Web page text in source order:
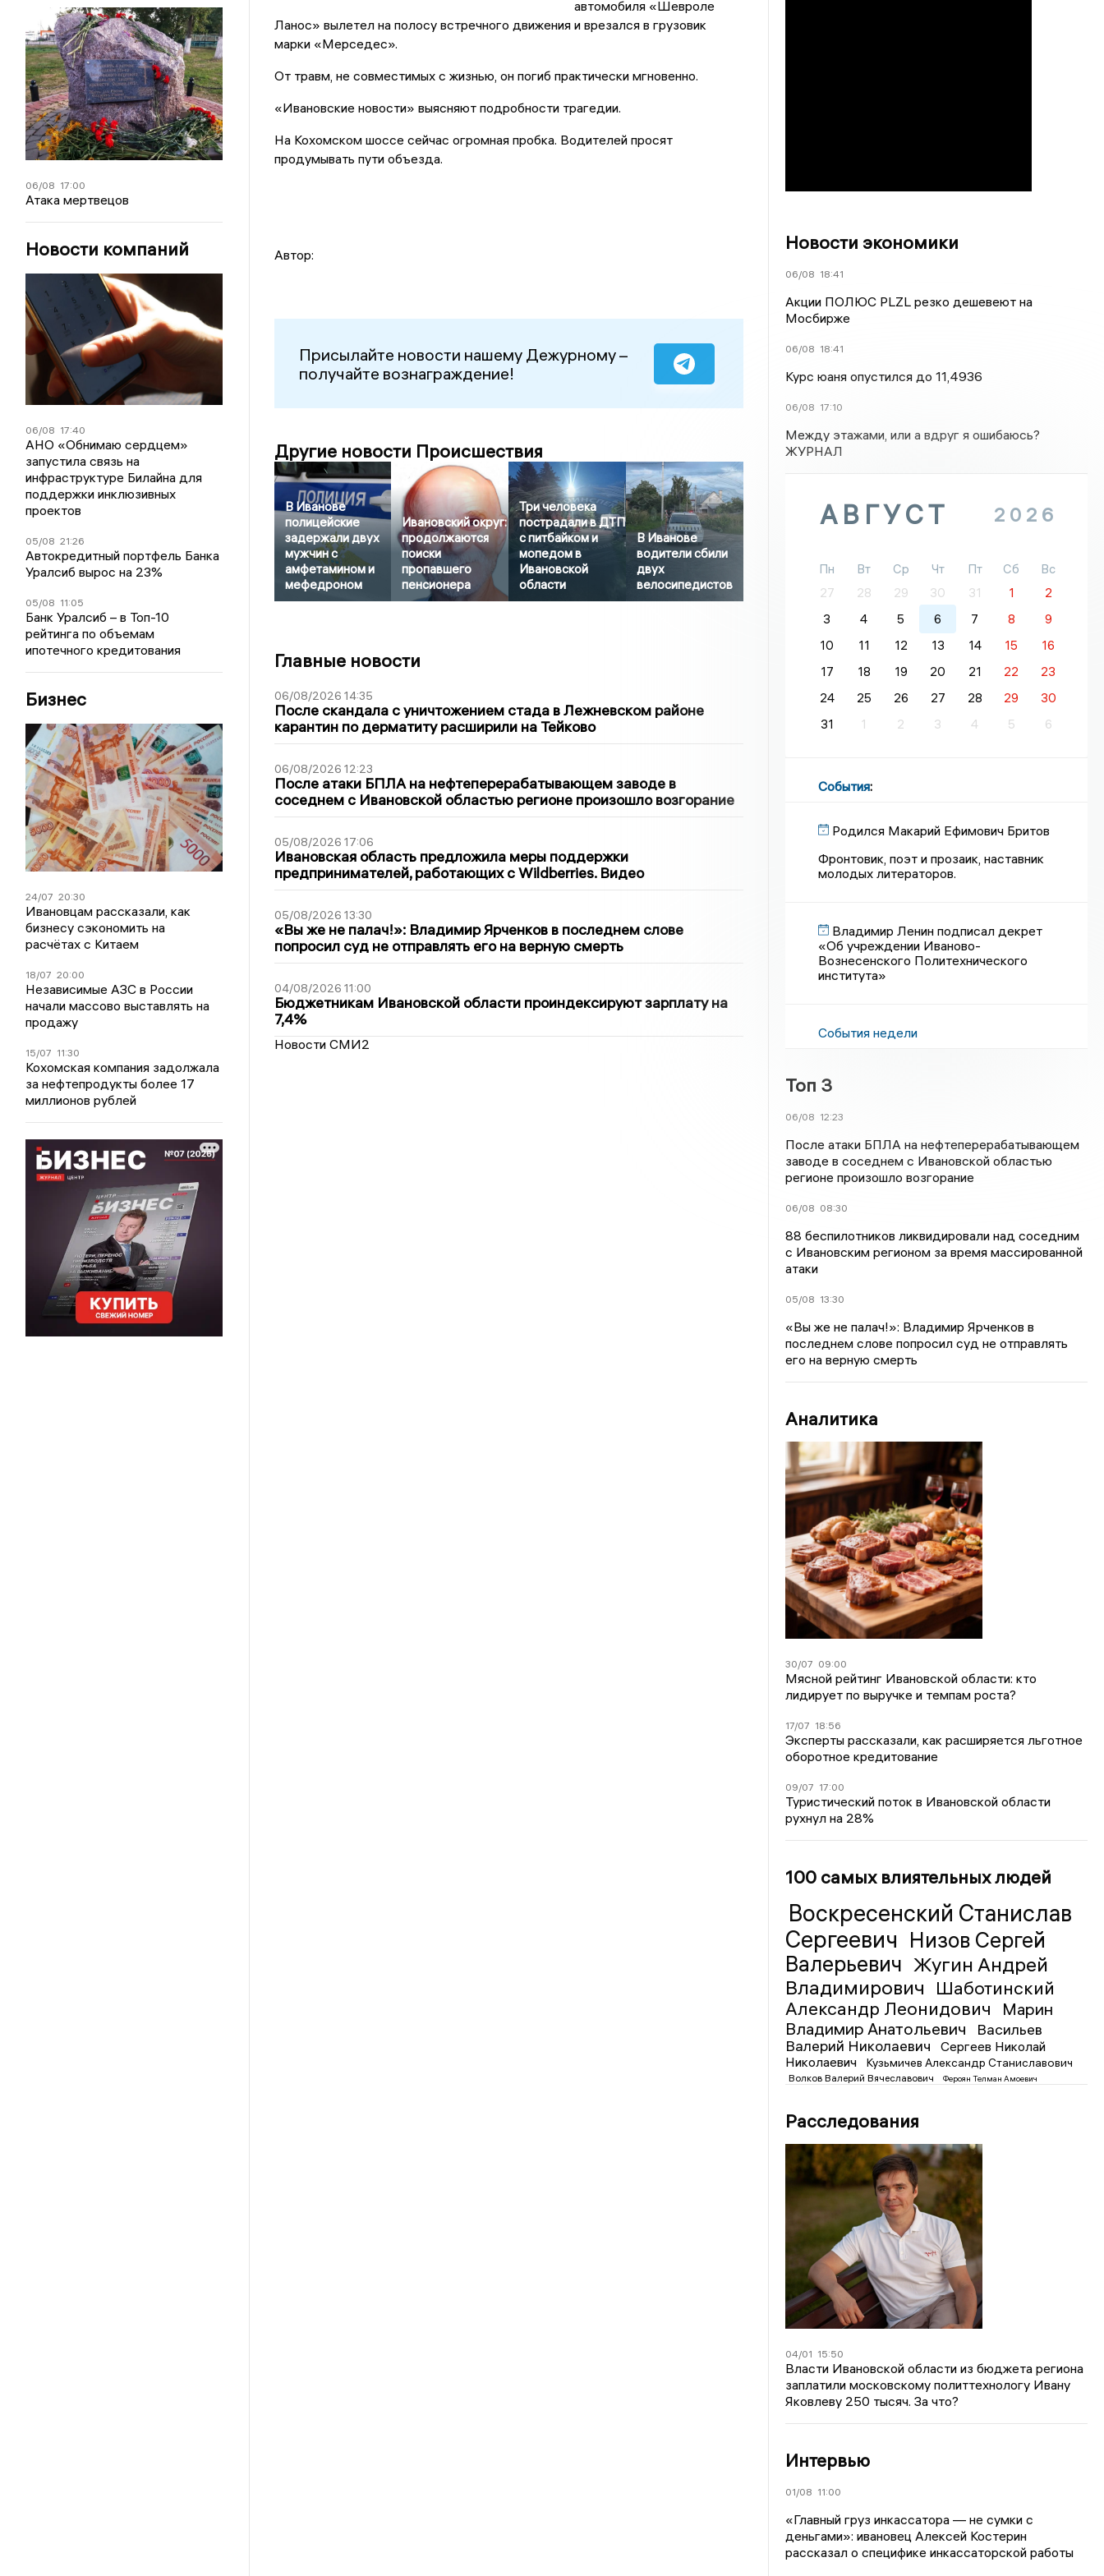
06/08 17:00
Атака мертвецов
Новости компаний
06/08 17:40
АНО «Обнимаю сердцем»
запустила связь на
инфраструктуре Билайна для
поддержки инклюзивных
проектов
05/08 21:26
Автокредитный портфель Банка
Уралсиб вырос на 23%
05/08 11:05
Банк Уралсиб – в Топ-10
рейтинга по объемам
ипотечного кредитования
Бизнес
24/07 20:30
Ивановцам рассказали, как
бизнесу сэкономить на
расчётах с Китаем
18/07 20:00
Независимые АЗС в России
начали массово выставлять на
продажу
15/07 11:30
Кохомская компания задолжала
за нефтепродукты более 17
миллионов рублей
автомобиля «Шевроле
Ланос» вылетел на полосу встречного движения и врезался в грузовик
марки «Мерседес».
От травм, не совместимых с жизнью, он погиб практически мгновенно.
«Ивановские новости» выясняют подробности трагедии.
На Кохомском шоссе сейчас огромная пробка. Водителей просят
продумывать пути объезда.
Автор:
Присылайте новости нашему Дежурному –
получайте вознаграждение!
Другие новости Происшествия
В Иванове
полицейские
задержали двух
мужчин с
амфетамином и
мефедроном
Ивановский округ:
продолжаются
поиски
пропавшего
пенсионера
Три человека
пострадали в ДТП
с питбайком и
мопедом в
Ивановской
области
В Иванове
водители сбили
двух
велосипедистов
Главные новости
06/08/2026 14:35
После скандала с уничтожением стада в Лежневском районе
карантин по дерматиту расширили на Тейково
06/08/2026 12:23
После атаки БПЛА на нефтеперерабатывающем заводе в
соседнем с Ивановской областью регионе произошло возгорание
05/08/2026 17:06
Ивановская область предложила меры поддержки
предпринимателей, работающих с Wildberries. Видео
05/08/2026 13:30
«Вы же не палач!»: Владимир Ярченков в последнем слове
попросил суд не отправлять его на верную смерть
04/08/2026 11:00
Бюджетникам Ивановской области проиндексируют зарплату на
7,4%
Новости СМИ2
Новости экономики
06/08 18:41
Акции ПОЛЮС PLZL резко дешевеют на
Мосбирже
06/08 18:41
Курс юаня опустился до 11,4936
06/08 17:10
Между этажами, или а вдруг я ошибаюсь?
ЖУРНАЛ
АВГУСТ 2026
Пн Вт Ср Чт Пт Сб
Вс
27
28 29 30 31 1
2
3
4 5 6 7 8
9
10
11 12 13 14 15
16
17
18 19 20 21 22
23
24
25 26 27 28 29
30
31
1 2 3 4 5 6
События:
Родился Макарий Ефимович Бритов
Фронтовик, поэт и прозаик, наставник
молодых литераторов.
Владимир Ленин подписал декрет
«Об учреждении Иваново-
Вознесенского Политехнического
института»
События недели
Топ 3
06/08 12:23
После атаки БПЛА на нефтеперерабатывающем
заводе в соседнем с Ивановской областью
регионе произошло возгорание
06/08 08:30
88 беспилотников ликвидировали над соседним
с Ивановским регионом за время массированной
атаки
05/08 13:30
«Вы же не палач!»: Владимир Ярченков в
последнем слове попросил суд не отправлять
его на верную смерть
Аналитика
30/07 09:00
Мясной рейтинг Ивановской области: кто
лидирует по выручке и темпам роста?
17/07 18:56
Эксперты рассказали, как расширяется льготное
оборотное кредитование
09/07 17:00
Туристический поток в Ивановской области
рухнул на 28%
100 самых влиятельных людей
Воскресенский Станислав
Сергеевич Низов Сергей
Валерьевич Жугин Андрей
Владимирович
Шаботинский
Александр Леонидович
Марин
Владимир Анатольевич
Васильев
Валерий Николаевич
Сергеев Николай
Николаевич
Кузьмичев Александр Станиславович
Волков Валерий Вячеславович Фероян Телман Амоевич
Расследования
04/01 15:50
Власти Ивановской области из бюджета региона
заплатили московскому политтехнологу Ивану
Яковлеву 250 тысяч. За что?
Интервью
01/08 11:00
«Главный груз инкассатора — не сумки с
деньгами»: ивановец Алексей Костерин
рассказал о специфике инкассаторской работы